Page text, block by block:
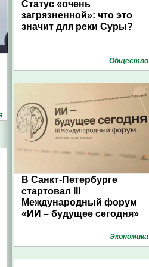
Статус «очень
загрязненной»: что это
значит для реки Суры?
Общество
В Санкт-Петербурге
стартовал III
Международный форум
«ИИ – будущее сегодня»
Экономика